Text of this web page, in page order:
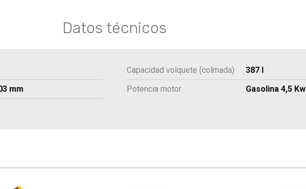
Datos técnicos
Capacidad volquete (colmada)
387 l
mm Potencia motor
Gasolina 4,5 Kw